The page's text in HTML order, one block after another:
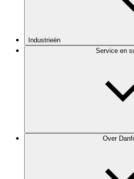
Industrieën
Service en
Over